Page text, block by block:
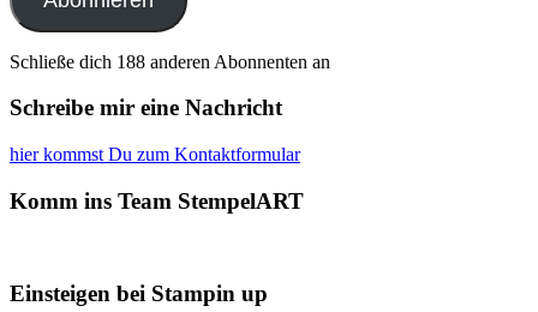
Schließe dich 188 anderen Abonnenten an
Schreibe mir eine Nachricht
hier kommst Du zum Kontaktformular
Komm ins Team StempelART
Einsteigen bei Stampin up